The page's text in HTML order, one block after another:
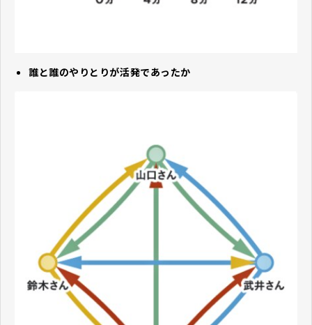
誰と誰のやりとりが活発であったか